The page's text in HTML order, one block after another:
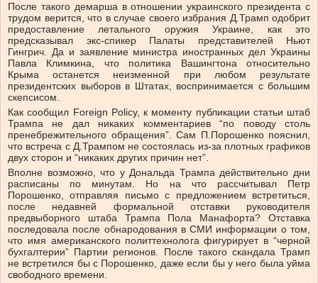
После такого демарша в отношении украинского президента с
трудом верится, что в случае своего избрания Д.Трамп одобрит
предоставление летального оружия Украине, как это
предсказывал экс-спикер Палаты представителей Ньют
Гингрич. Да и заявление министра иностранных дел Украины
Павла Климкина, что политика Вашингтона относительно
Крыма останется неизменной при любом результате
президентских выборов в Штатах, воспринимается с большим
скепсисом.
Как сообщил Foreign Policy, к моменту публикации статьи штаб
Трампа не дал никаких комментариев “по поводу столь
пренебрежительного обращения”. Сам П.Порошенко пояснил,
что встреча с Д.Трампом не состоялась из-за плотных графиков
двух сторон и “никаких других причин нет”.
Вполне возможно, что у Дональда Трампа действительно дни
расписаны по минутам. Но на что рассчитывал Петр
Порошенко, отправляя письмо с предложением встретиться,
после недавней формальной отставки руководителя
предвыборного штаба Трампа Пола Манафорта? Отставка
последовала после обнародования в СМИ информации о том,
что имя американского политтехнолога фигурирует в “черной
бухгалтерии” Партии регионов. После такого скандала Трамп
не встретился бы с Порошенко, даже если бы у него была уйма
свободного времени.